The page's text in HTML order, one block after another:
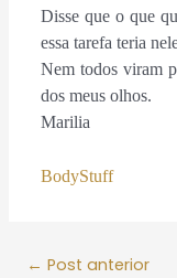
Disse que o que
essa tarefa teria
Nem todos viram
dos meus olhos.
Marilia
BodyStuff
← Post anterior